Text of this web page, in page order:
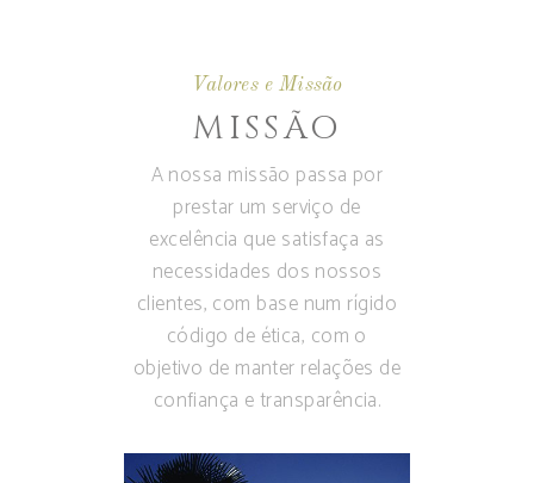
Valores e Missão
MISSÃO
A nossa missão passa por
prestar um serviço de
excelência que satisfaça as
necessidades dos nossos
clientes, com base num rígido
código de ética, com o
objetivo de manter relações de
confiança e transparência.